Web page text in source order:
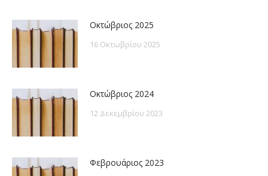
Οκτώβριος 2025
16 Οκτωβρίου 2025
Οκτώβριος 2024
12 Δεκεμβρίου 2023
Φεβρουάριος 2023